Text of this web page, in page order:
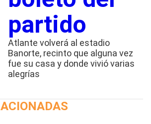
partido
Atlante volverá al estadio
Banorte, recinto que alguna vez
fue su casa y donde vivió varias
alegrías